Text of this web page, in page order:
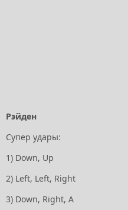
Рэйден
Супер удары:
1) Down, Up
2) Left, Left, Right
3) Down, Right, А